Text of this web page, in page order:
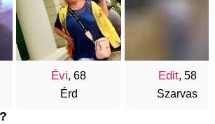
Évi, 68
Érd
Edit, 58
Szarvas